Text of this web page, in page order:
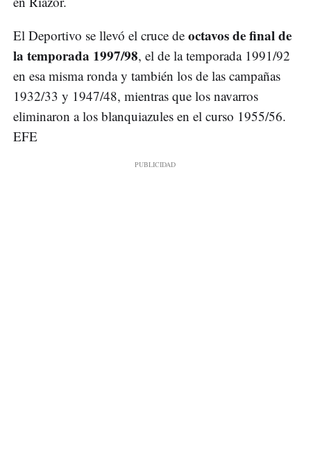
El Deportivo se llevó el cruce de octavos de final de
la temporada 1997/98, el de la temporada 1991/92
en esa misma ronda y también los de las campañas
1932/33 y 1947/48, mientras que los navarros
eliminaron a los blanquiazules en el curso 1955/56.
EFE